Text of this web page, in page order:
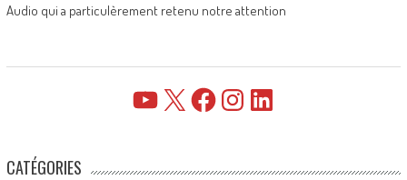
Audio qui a particulèrement retenu notre attention
YouTube FacebookInstagramLinkedIn
CATÉGORIES